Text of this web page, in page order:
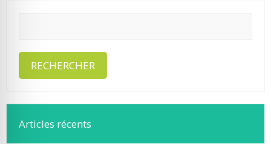
Articles récents